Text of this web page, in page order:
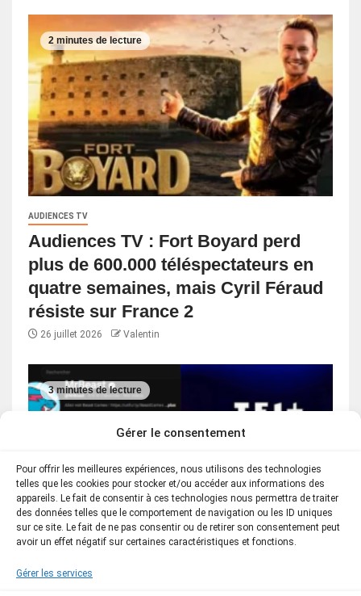
Gérer le consentement
Pour offrir les meilleures expériences, nous utilisons des technologies
telles que les cookies pour stocker et/ou accéder aux informations des
appareils. Le fait de consentir à ces technologies nous permettra de traiter
des données telles que le comportement de navigation ou les ID uniques
sur ce site. Le fait de ne pas consentir ou de retirer son consentement peut
avoir un effet négatif sur certaines caractéristiques et fonctions.
Gérer les services
2 minutes de lecture
AUDIENCES TV
Audiences TV : Fort Boyard perd
plus de 600.000 téléspectateurs en
quatre semaines, mais Cyril Féraud
résiste sur France 2
26 juillet 2026 Valentin
3 minutes de lecture